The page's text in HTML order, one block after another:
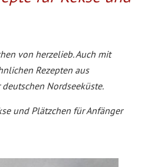
von herzelieb. Auch mit
Rezepten aus
Nordseeküste.
und Plätzchen für Anfänger